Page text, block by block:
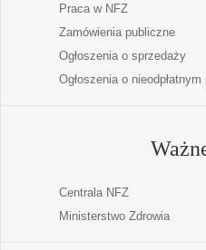
Praca w NFZ
Zamówienia publiczne
Ogłoszenia o sprzedaży
Ogłoszenia o
Centrala NFZ
Ministerstwo Zdrowia